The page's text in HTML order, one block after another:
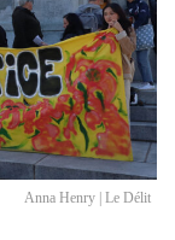
Anna Henry | Le Délit